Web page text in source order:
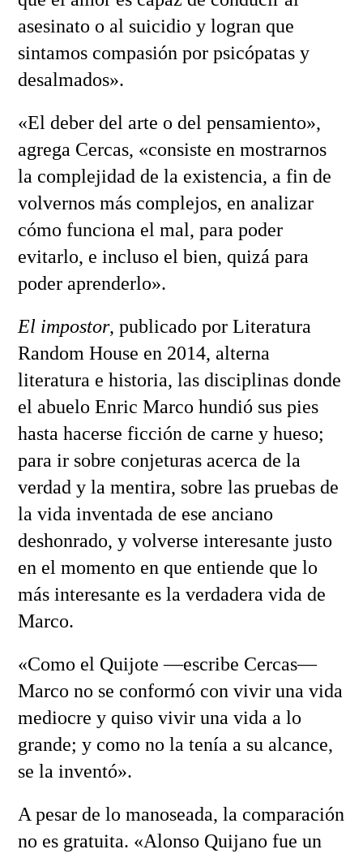
asesinato o al suicidio y logran que
sintamos compasión por psicópatas y
desalmados».
«El deber del arte o del pensamiento»,
agrega Cercas, «consiste en mostrarnos
la complejidad de la existencia, a fin de
volvernos más complejos, en analizar
cómo funciona el mal, para poder
evitarlo, e incluso el bien, quizá para
poder aprenderlo».
El impostor, publicado por Literatura
Random House en 2014, alterna
literatura e historia, las disciplinas donde
el abuelo Enric Marco hundió sus pies
hasta hacerse ficción de carne y hueso;
para ir sobre conjeturas acerca de la
verdad y la mentira, sobre las pruebas de
la vida inventada de ese anciano
deshonrado, y volverse interesante justo
en el momento en que entiende que lo
más interesante es la verdadera vida de
Marco.
«Como el Quijote —escribe Cercas—
Marco no se conformó con vivir una vida
mediocre y quiso vivir una vida a lo
grande; y como no la tenía a su alcance,
se la inventó».
A pesar de lo manoseada, la comparación
no es gratuita. «Alonso Quijano fue un